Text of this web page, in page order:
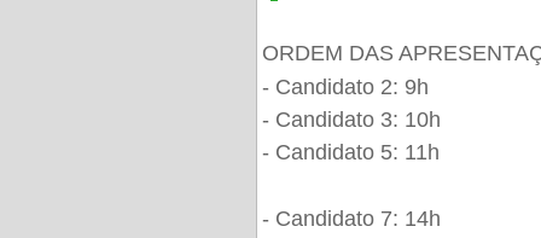
ORDEM DAS
- Candidato 2: 9h
- Candidato 3: 10h
- Candidato 5: 11h
- Candidato 7: 14h